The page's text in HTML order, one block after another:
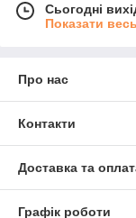
Сьогодні
Показати
Про нас
Контакти
Доставка та
Графік роботи